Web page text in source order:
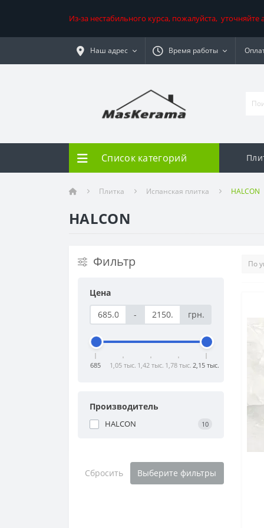
Из-за нестабильного курса, пожалуйста,
Наш адрес Время работы
Список категорий
Плитка Испанская плитка HALCON
HALCON
Фильтр
Цена
-
грн.
685 1,05 тыс. 1,42 тыс. 1,78 тыс. 2,15 тыс.
Производитель
HALCON 10
Сбросить Выберите фильтры